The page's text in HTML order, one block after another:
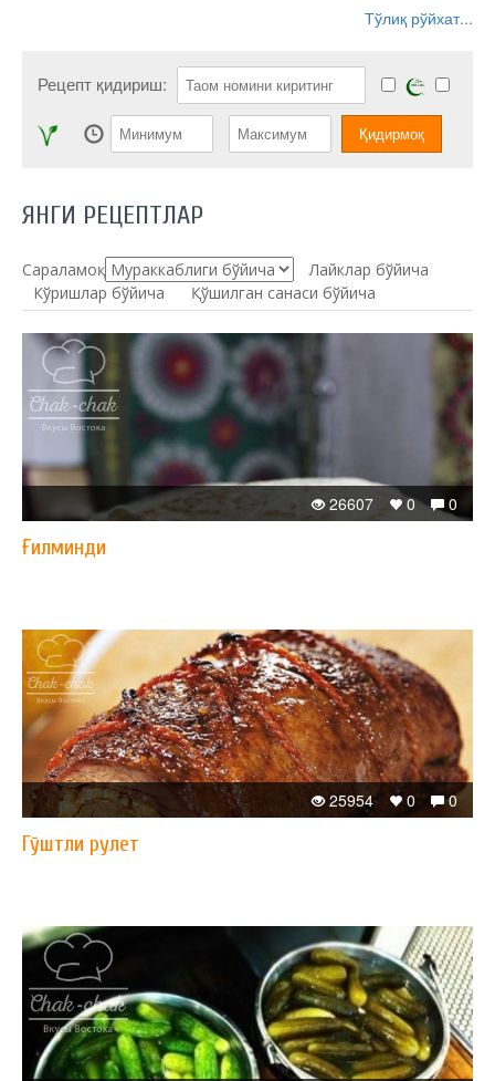
Тўлиқ рўйхат...
Рецепт қидириш:
ЯНГИ РЕЦЕПТЛАР
Сараламоқ:
Лайклар бўйича
Кўришлар бўйича
Қўшилган санаси бўйича
0
0
26607
Ғилминди
0
0
25954
Гўштли рулет